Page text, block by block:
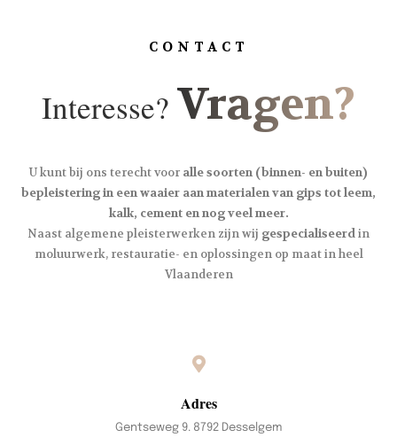
CONTACT
Interesse? Vragen?
U kunt bij ons terecht voor alle soorten (binnen- en buiten)
bepleistering in een waaier aan materialen van gips tot leem,
kalk, cement en nog veel meer.
Naast algemene pleisterwerken zijn wij gespecialiseerdin
moluurwerk, restauratie- en oplossingen op maat in heel
Vlaanderen
Adres
Gentseweg 9. 8792 Desselgem